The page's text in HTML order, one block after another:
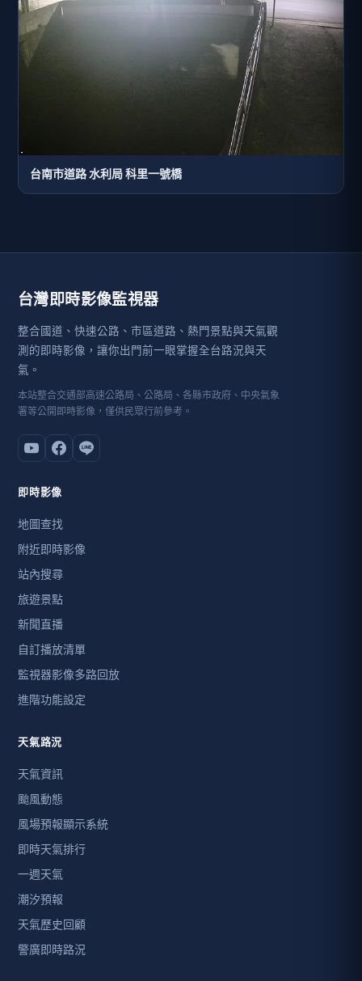
台南市道路 水利局 科里一號橋
台灣即時影像監視器
整合國道、快速公路、市區道路、熱門景點與天氣觀
測的即時影像，讓你出門前一眼掌握全台路況與天
氣。
本站整合交通部高速公路局、公路局、各縣市政府、中央氣象
署等公開即時影像，僅供民眾行前參考。
即時影像
地圖查找
附近即時影像
站內搜尋
旅遊景點
新聞直播
自訂播放清單
監視器影像多路回放
進階功能設定
天氣路況
天氣資訊
颱風動態
風場預報顯示系統
即時天氣排行
一週天氣
潮汐預報
天氣歷史回顧
警廣即時路況